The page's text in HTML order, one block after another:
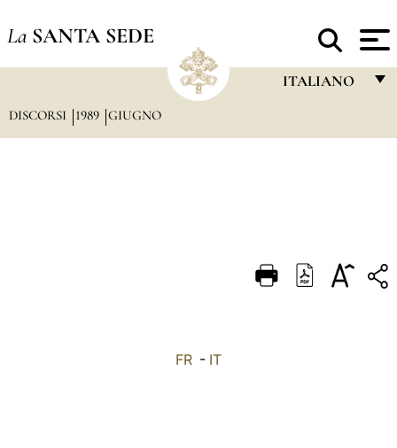
La SANTA SEDE
ITALIANO
DEUTSCH
DISCORSI 1989 GIUGNO
FR - IT